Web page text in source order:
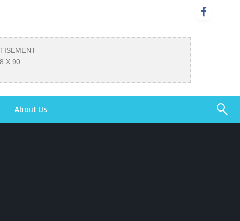
X 90
About Us